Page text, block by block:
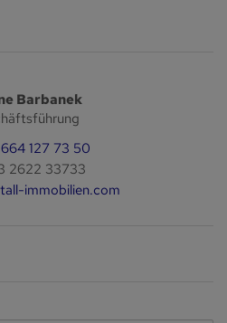
Barbanek
127 73 50
2622 33733
immobilien.com